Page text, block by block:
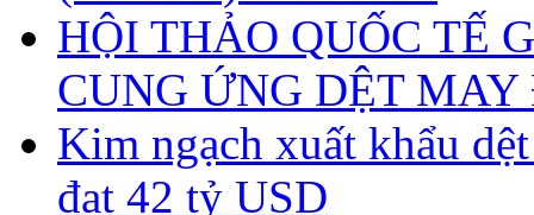
HỘI THẢO QUỐC TẾ
CUNG ỨNG DỆT
Kim ngạch xuất khẩu
đạt 42 tỷ USD